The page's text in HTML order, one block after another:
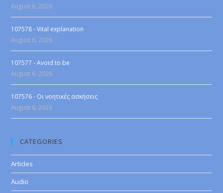
August 6, 2026
107578 - Vital explanation
August 6, 2026
107577 - Avoid to be
August 6, 2026
107576 - Οι νοητικές ασκήσεις
August 6, 2026
CATEGORIES
Articles
Audio